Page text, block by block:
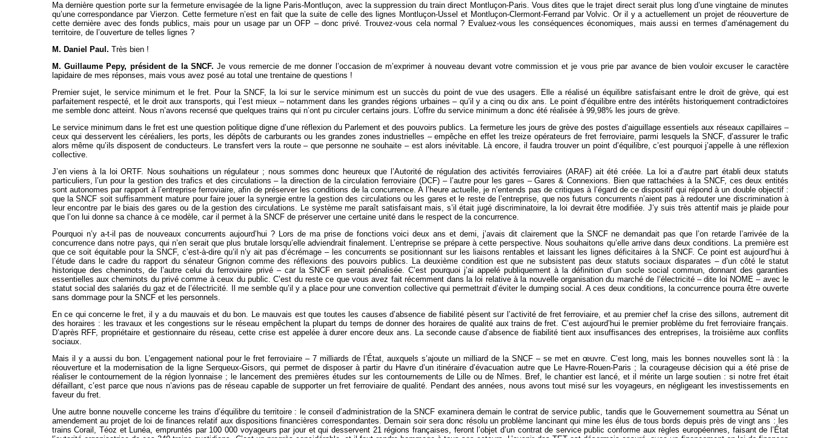
Ma dernière question porte sur la fermeture envisagée de la ligne Paris-Montluçon, avec la suppression du train direct Montluçon-Paris. Vous dites que le trajet direct serait plus long d’une vingtaine de minutes
qu’une correspondance par Vierzon. Cette fermeture n’est en fait que la suite de celle des lignes Montluçon-Ussel et Montluçon-Clermont-Ferrand par Volvic. Or il y a actuellement un projet de réouverture de
cette dernière avec des fonds publics, mais pour un usage par un OFP – donc privé. Trouvez-vous cela normal ? Evaluez-vous les conséquences économiques, mais aussi en termes d’aménagement du
territoire, de l’ouverture de telles lignes ?
M. Daniel Paul. Très bien !
M. Guillaume Pepy, président de la SNCF. Je vous remercie de me donner l’occasion de m’exprimer à nouveau devant votre commission et je vous prie par avance de bien vouloir excuser le caractère
lapidaire de mes réponses, mais vous avez posé au total une trentaine de questions !
Premier sujet, le service minimum et le fret. Pour la SNCF, la loi sur le service minimum est un succès du point de vue des usagers. Elle a réalisé un équilibre satisfaisant entre le droit de grève, qui est
parfaitement respecté, et le droit aux transports, qui l’est mieux – notamment dans les grandes régions urbaines – qu’il y a cinq ou dix ans. Le point d’équilibre entre des intérêts historiquement contradictoires
me semble donc atteint. Nous n’avons recensé que quelques trains qui n’ont pu circuler certains jours. L’offre du service minimum a donc été réalisée à 99,98% les jours de grève.
Le service minimum dans le fret est une question politique digne d’une réflexion du Parlement et des pouvoirs publics. La fermeture les jours de grève des postes d’aiguillage essentiels aux réseaux capillaires –
ceux qui desservent les céréaliers, les ports, les dépôts de carburants ou les grandes zones industrielles – empêche en effet les treize opérateurs de fret ferroviaire, parmi lesquels la SNCF, d’assurer le trafic
alors même qu’ils disposent de conducteurs. Le transfert vers la route – que personne ne souhaite – est alors inévitable. Là encore, il faudra trouver un point d’équilibre, c’est pourquoi j’appelle à une réflexion
collective.
J’en viens à la loi ORTF. Nous souhaitions un régulateur ; nous sommes donc heureux que l’Autorité de régulation des activités ferroviaires (ARAF) ait été créée. La loi a d’autre part établi deux statuts
particuliers, l’un pour la gestion des trafics et des circulations – la direction de la circulation ferroviaire (DCF) – l’autre pour les gares – Gares & Connexions. Bien que rattachées à la SNCF, ces deux entités
sont autonomes par rapport à l’entreprise ferroviaire, afin de préserver les conditions de la concurrence. A l’heure actuelle, je n’entends pas de critiques à l’égard de ce dispositif qui répond à un double objectif :
que la SNCF soit suffisamment mature pour faire jouer la synergie entre la gestion des circulations ou les gares et le reste de l’entreprise, que nos futurs concurrents n’aient pas à redouter une discrimination à
leur encontre par le biais des gares ou de la gestion des circulations. Le système me paraît satisfaisant mais, s’il était jugé discriminatoire, la loi devrait être modifiée. J’y suis très attentif mais je plaide pour
que l’on lui donne sa chance à ce modèle, car il permet à la SNCF de préserver une certaine unité dans le respect de la concurrence.
Pourquoi n’y a-t-il pas de nouveaux concurrents aujourd’hui ? Lors de ma prise de fonctions voici deux ans et demi, j’avais dit clairement que la SNCF ne demandait pas que l’on retarde l’arrivée de la
concurrence dans notre pays, qui n’en serait que plus brutale lorsqu’elle adviendrait finalement. L’entreprise se prépare à cette perspective. Nous souhaitons qu’elle arrive dans deux conditions. La première est
que ce soit équitable pour la SNCF, c’est-à-dire qu’il n’y ait pas d’écrémage – les concurrents se positionnant sur les liaisons rentables et laissant les lignes déficitaires à la SNCF. Ce point est aujourd’hui à
l’étude dans le cadre du rapport du sénateur Grignon comme des réflexions des pouvoirs publics. La deuxième condition est que ne subsistent pas deux statuts sociaux disparates – d’un côté le statut
historique des cheminots, de l’autre celui du ferroviaire privé – car la SNCF en serait pénalisée. C’est pourquoi j’ai appelé publiquement à la définition d’un socle social commun, donnant des garanties
essentielles aux cheminots du privé comme à ceux du public. C’est du reste ce que vous avez fait récemment dans la loi relative à la nouvelle organisation du marché de l’électricité – dite loi NOME – avec le
statut social des salariés du gaz et de l’électricité. Il me semble qu’il y a place pour une convention collective qui permettrait d’éviter le dumping social. A ces deux conditions, la concurrence pourra être ouverte
sans dommage pour la SNCF et les personnels.
En ce qui concerne le fret, il y a du mauvais et du bon. Le mauvais est que toutes les causes d’absence de fiabilité pèsent sur l’activité de fret ferroviaire, et au premier chef la crise des sillons, autrement dit
des horaires : les travaux et les congestions sur le réseau empêchent la plupart du temps de donner des horaires de qualité aux trains de fret. C’est aujourd’hui le premier problème du fret ferroviaire français.
D’après RFF, propriétaire et gestionnaire du réseau, cette crise est appelée à durer encore deux ans. La seconde cause d’absence de fiabilité tient aux insuffisances des entreprises, la troisième aux conflits
sociaux.
Mais il y a aussi du bon. L’engagement national pour le fret ferroviaire – 7 milliards de l’État, auxquels s’ajoute un milliard de la SNCF – se met en œuvre. C’est long, mais les bonnes nouvelles sont là : la
réouverture et la modernisation de la ligne Serqueux-Gisors, qui permet de disposer à partir du Havre d’un itinéraire d’évacuation autre que Le Havre-Rouen-Paris ; la courageuse décision qui a été prise de
réaliser le contournement de la région lyonnaise ; le lancement des premières études sur les contournements de Lille ou de Nîmes. Bref, le chantier est lancé, et il mérite un large soutien : si notre fret était
défaillant, c’est parce que nous n’avions pas de réseau capable de supporter un fret ferroviaire de qualité. Pendant des années, nous avons tout misé sur les voyageurs, en négligeant les investissements en
faveur du fret.
Une autre bonne nouvelle concerne les trains d’équilibre du territoire : le conseil d’administration de la SNCF examinera demain le contrat de service public, tandis que le Gouvernement soumettra au Sénat un
amendement au projet de loi de finances relatif aux dispositions financières correspondantes. Demain soir sera donc résolu un problème lancinant qui mine les élus de tous bords depuis près de vingt ans : les
trains Corail, Téoz et Lunéa, empruntés par 100 000 voyageurs par jour et qui desservent 21 régions françaises, feront l’objet d’un contrat de service public conforme aux règles européennes, faisant de l’État